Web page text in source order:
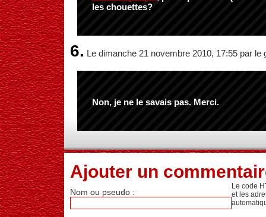
les chouettes?
6. Le dimanche 21 novembre 2010, 17:55 par le
Non, je ne le savais pas. Merci.
Ajouter un
Nom ou pseudo :
Le code
et les